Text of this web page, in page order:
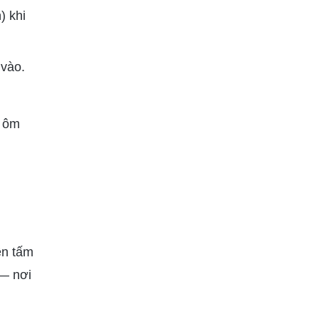
khi
tấm
nơi